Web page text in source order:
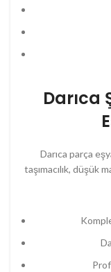
Darıca
Darıca parça
taşımacılık, düşük